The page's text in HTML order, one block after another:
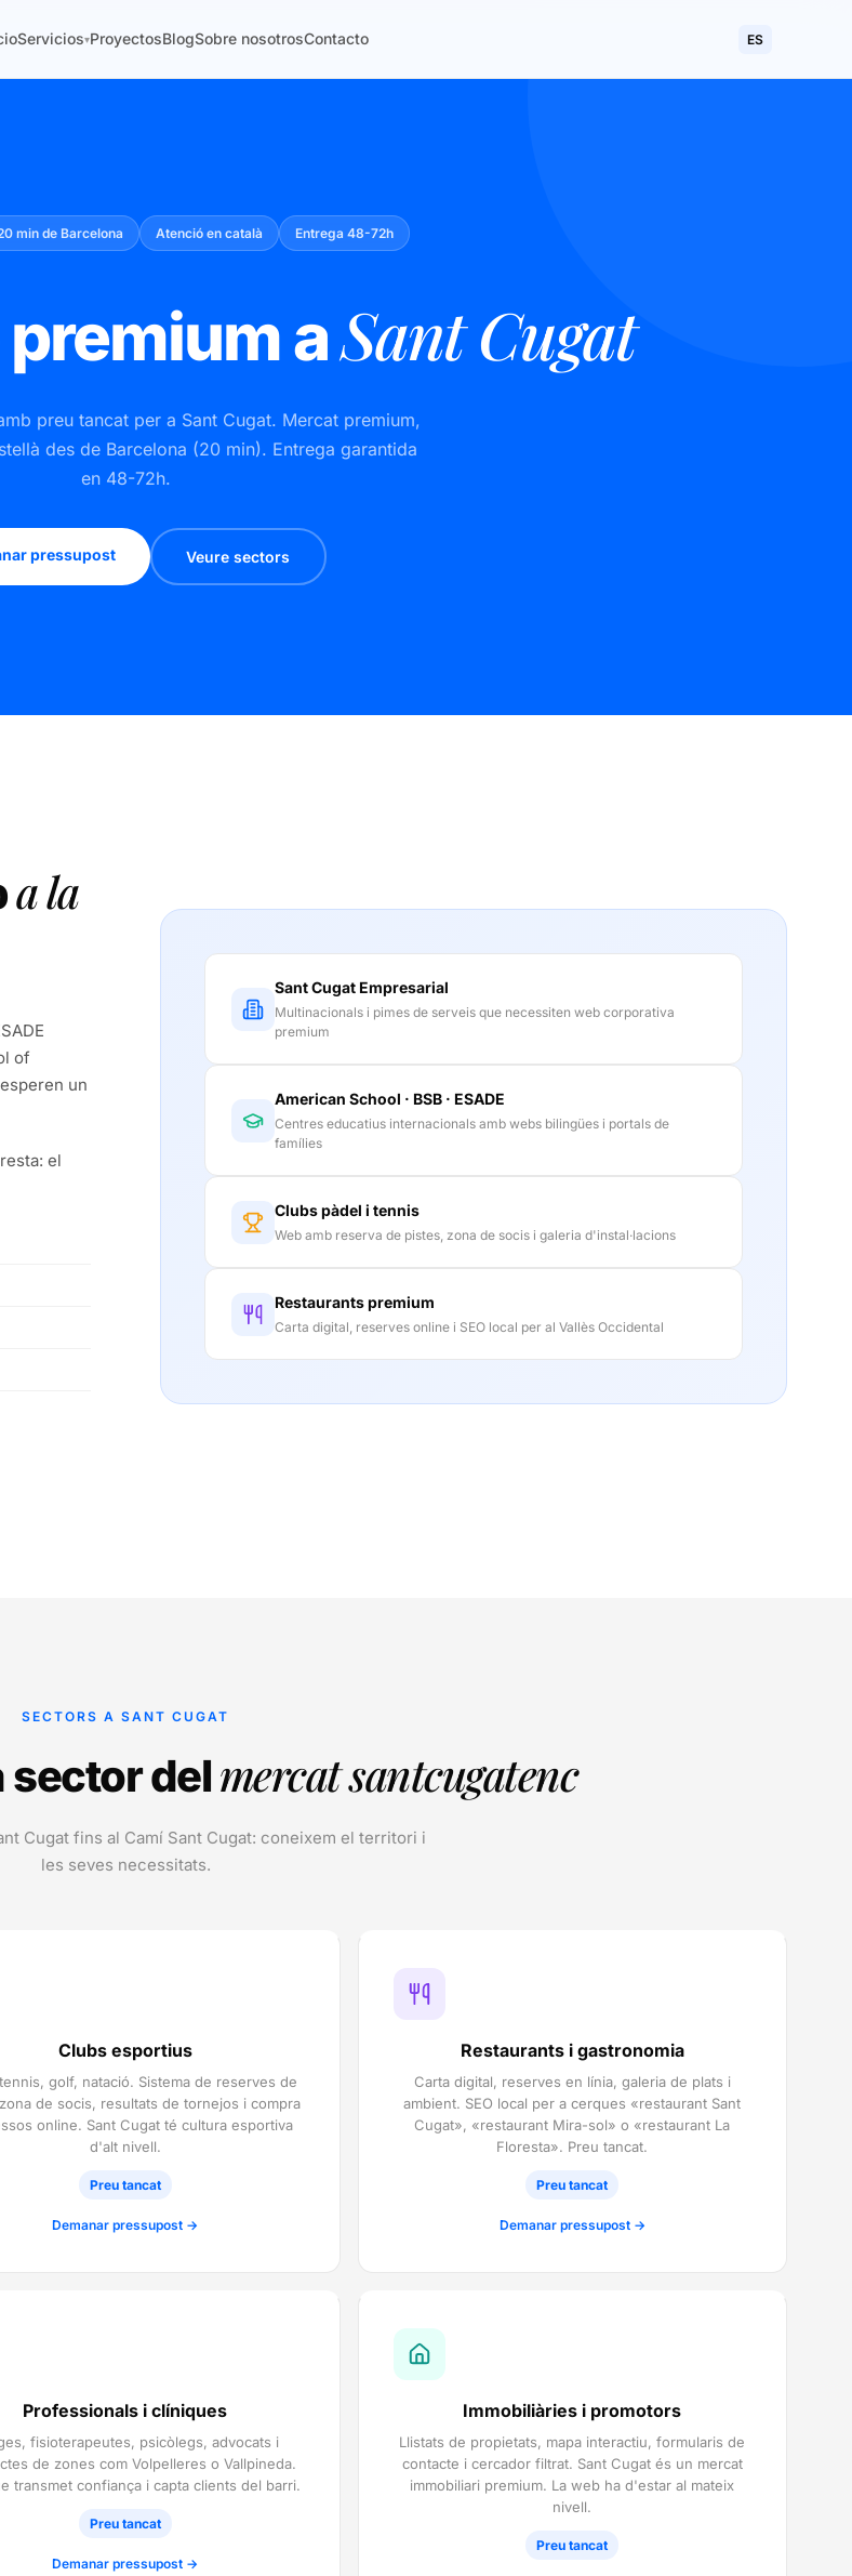
Servicios▾ProyectosBlogSobre nosotrosContacto ES
min de Barcelona Atenció en català Entrega 48-72h
aSant Cugat
preu tancat per a Sant Cugat. Mercat premium,
des de Barcelona (20 min). Entrega garantida
en 48-72h.
pressupost Veure sectors
a la
of
un
el
Sant Cugat Empresarial
Multinacionals i pimes de serveis que necessiten web corporativa
premium
American School · BSB · ESADE
Centres educatius internacionals amb webs bilingües i portals de
famílies
Clubs pàdel i tennis
Web amb reserva de pistes, zona de socis i galeria d'instal·lacions
Restaurants premium
Carta digital, reserves online i SEO local per al Vallès Occidental
SECTORS A SANT CUGAT
sector delmercat santcugatenc
Cugat fins al Camí Sant Cugat: coneixem el territori i
les seves necessitats.
Clubs esportius
golf, natació. Sistema de reserves de
de socis, resultats de tornejos i compra
online. Sant Cugat té cultura esportiva
d'alt nivell.
Preu tancat
Demanar pressupost →
Restaurants i gastronomia
Carta digital, reserves en línia, galeria de plats i
ambient. SEO local per a cerques «restaurant Sant
Cugat», «restaurant Mira-sol» o «restaurant La
Floresta». Preu tancat.
Preu tancat
Demanar pressupost →
Professionals i clíniques
fisioterapeutes, psicòlegs, advocats i
de zones com Volpelleres o Vallpineda.
transmet confiança i capta clients del barri.
Preu tancat
Demanar pressupost →
Immobiliàries i promotors
Llistats de propietats, mapa interactiu, formularis de
contacte i cercador filtrat. Sant Cugat és un mercat
immobiliari premium. La web ha d'estar al mateix
nivell.
Preu tancat